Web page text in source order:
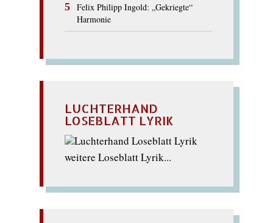
Felix Philipp Ingold: „Gekriegte“
Harmonie
LUCHTERHAND
LOSEBLATT LYRIK
weitere Loseblatt Lyrik...